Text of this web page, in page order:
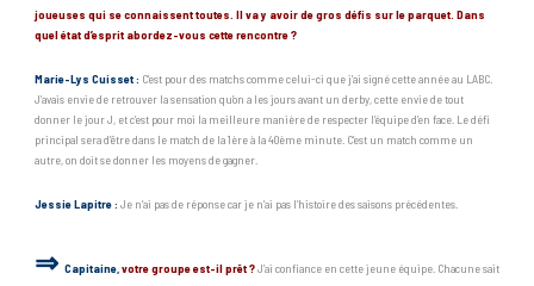
joueuses qui se connaissent toutes. Il va y avoir de gros défis sur le parquet. Dans
quel état d’esprit abordez-vous cette rencontre ?
Marie-Lys Cuisset : C’est pour des matchs comme celui-ci que j’ai signé cette année au LABC.
J’avais envie de retrouver la sensation qu’on a les jours avant un derby, cette envie de tout
donner le jour J, et c’est pour moi la meilleure manière de respecter l’équipe d’en face. Le défi
principal sera d’être dans le match de la 1ère à la 40ème minute. C’est un match comme un
autre, on doit se donner les moyens de gagner.
Jessie Lapitre : Je n’ai pas de réponse car je n’ai pas l’histoire des saisons précédentes.
⇒ Capitaine,votregroupe est-il prêt ?J’ai confiance en cette jeune équipe. Chacune sait